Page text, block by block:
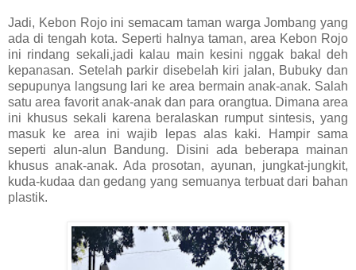
Jadi, Kebon Rojo ini semacam taman warga Jombang yang
ada di tengah kota. Seperti halnya taman, area Kebon Rojo
ini rindang sekali,jadi kalau main kesini nggak bakal deh
kepanasan. Setelah parkir disebelah kiri jalan, Bubuky dan
sepupunya langsung lari ke area bermain anak-anak. Salah
satu area favorit anak-anak dan para orangtua. Dimana area
ini khusus sekali karena beralaskan rumput sintesis, yang
masuk ke area ini wajib lepas alas kaki. Hampir sama
seperti alun-alun Bandung. Disini ada beberapa mainan
khusus anak-anak. Ada prosotan, ayunan, jungkat-jungkit,
kuda-kudaa dan gedang yang semuanya terbuat dari bahan
plastik.